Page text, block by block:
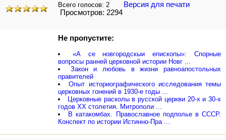
Всего голосов: 2
Версия для печати
Просмотров: 2294
Не пропустите:
«А се новгородскыи епископы»: Спорные
вопросы ранней церковной истории Новг ...
Закон и любовь в жизни равноапостольных
правителей
Опыт историографического исследования темы
церковных гонений в 1930-е годы ...
Церковные расколы в русской церкви 20-х и 30-х
годов XX столетия. Митрополи ...
В катакомбах. Православное подполье в СССР.
Конспект по истории Истинно-Пра ...